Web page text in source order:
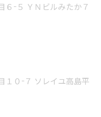
６−５ ＹＮビルみたか７
１０−７ ソレイユ高島平